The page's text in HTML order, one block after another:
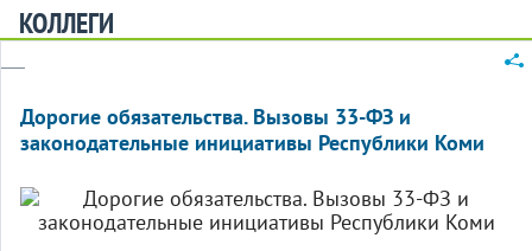
КОЛЛЕГИ
Дорогие обязательства. Вызовы 33‑ФЗ и
законодательные инициативы Республики Коми